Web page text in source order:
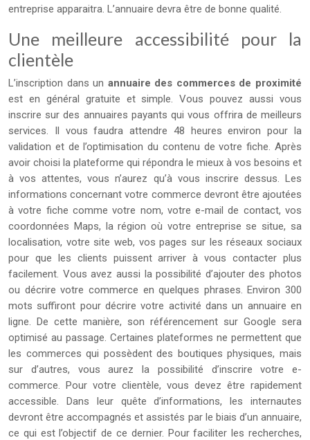
entreprise apparaitra. L’annuaire devra être de bonne qualité.
Une meilleure accessibilité pour la
clientèle
L’inscription dans un annuaire des commerces de proximité
est en général gratuite et simple. Vous pouvez aussi vous
inscrire sur des annuaires payants qui vous offrira de meilleurs
services. Il vous faudra attendre 48 heures environ pour la
validation et de l’optimisation du contenu de votre fiche. Après
avoir choisi la plateforme qui répondra le mieux à vos besoins et
à vos attentes, vous n’aurez qu’à vous inscrire dessus. Les
informations concernant votre commerce devront être ajoutées
à votre fiche comme votre nom, votre e-mail de contact, vos
coordonnées Maps, la région où votre entreprise se situe, sa
localisation, votre site web, vos pages sur les réseaux sociaux
pour que les clients puissent arriver à vous contacter plus
facilement. Vous avez aussi la possibilité d’ajouter des photos
ou décrire votre commerce en quelques phrases. Environ 300
mots suffiront pour décrire votre activité dans un annuaire en
ligne. De cette manière, son référencement sur Google sera
optimisé au passage. Certaines plateformes ne permettent que
les commerces qui possèdent des boutiques physiques, mais
sur d’autres, vous aurez la possibilité d’inscrire votre e-
commerce. Pour votre clientèle, vous devez être rapidement
accessible. Dans leur quête d’informations, les internautes
devront être accompagnés et assistés par le biais d’un annuaire,
ce qui est l’objectif de ce dernier. Pour faciliter les recherches,